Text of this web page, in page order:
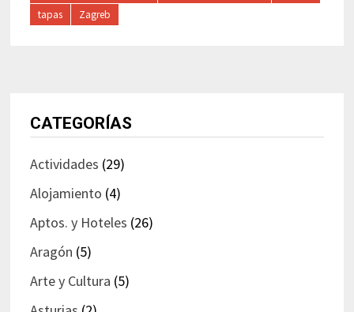
tapas
Zagreb
CATEGORÍAS
Actividades (29)
Alojamiento (4)
Aptos. y Hoteles (26)
Aragón (5)
Arte y Cultura (5)